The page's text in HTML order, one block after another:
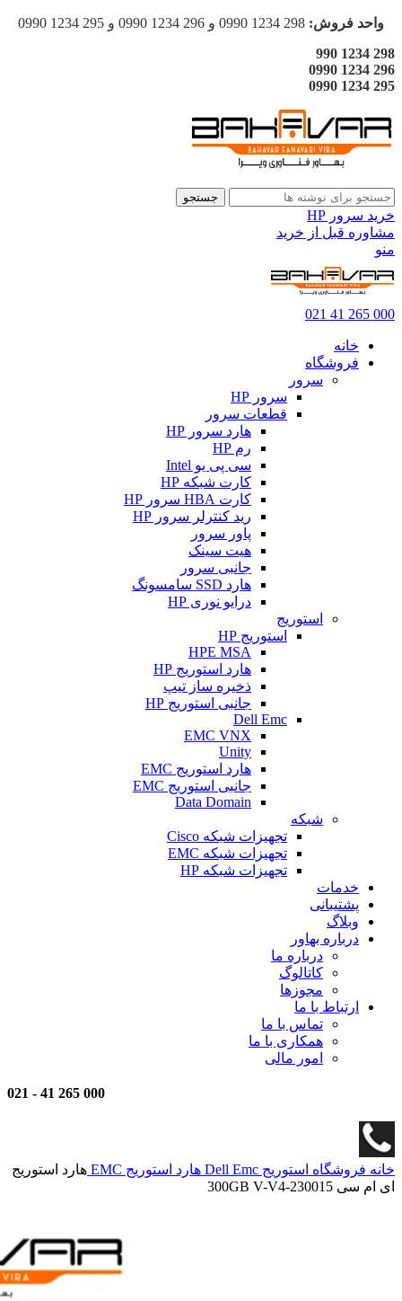
واحد فروش:
298 1234 990
296 1234 0990
295 1234 0990
جستجو
خرید سرور HP
مشاوره قبل از خرید
منو
000 265 41 021
خانه
فروشگاه
سرور
سرور HP
قطعات سرور
هارد سرور HP
رم HP
سی پی یو Intel
کارت شبکه HP
کارت HBA سرور HP
رید کنترلر سرور HP
پاور سرور
هیت سینک
جانبی سرور
هارد SSD سامسونگ
درایو نوری HP
استوریج
استوریج HP
HPE MSA
هارد استوریج HP
ذخیره ساز تیپ
جانبی استوریج HP
Dell Emc
EMC VNX
Unity
هارد استوریج EMC
جانبی استوریج EMC
Data Domain
شبکه
تجهیزات شبکه Cisco
تجهیزات شبکه EMC
تجهیزات شبکه HP
خدمات
پشتیبانی
وبلاگ
درباره بهاور
درباره ما
کاتالوگ
مجوزها
ارتباط با ما
تماس با ما
همکاری با ما
امور مالی
000 265 41
-
خانه فروشگاه استوریج Dell Emc هارد استوریج EMC
هارد استوریج
ای ام سی 300GB V-V4-230015